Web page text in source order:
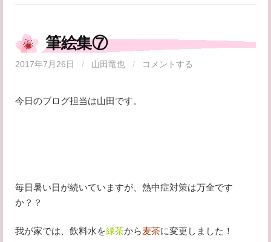
筆絵集⑦
2017年7月26日 / 山田竜也 / コメントする
今日のブログ担当は山田です。
毎日暑い日が続いていますが、熱中症対策は万全です
か？？
我が家では、飲料水を緑茶から麦茶に変更しました！